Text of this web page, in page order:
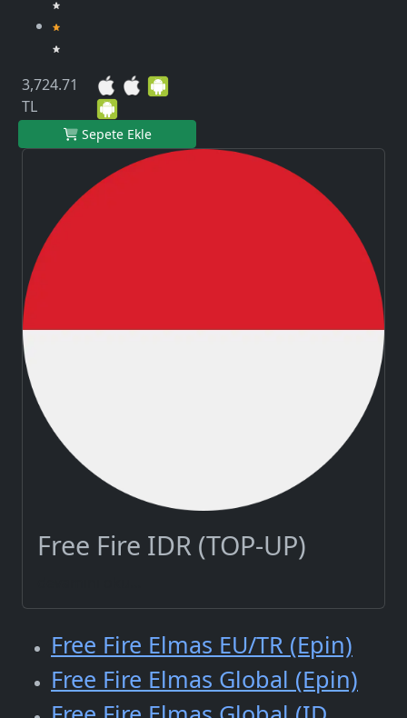
3,724.71
TL
Sepete Ekle
Free Fire IDR (TOP-UP)
Free Fire Elmas EU/TR (Epin)
Free Fire Elmas Global (Epin)